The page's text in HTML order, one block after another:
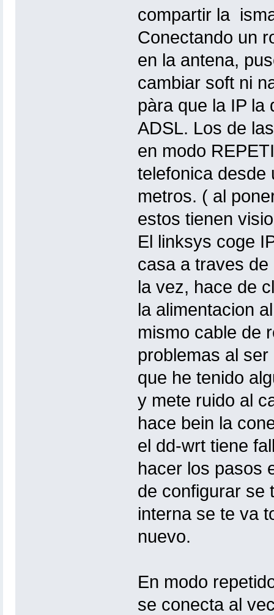
compartir la
Conectando un
en la antena,
cambiar soft ni
pàra que la IP la
ADSL. Los de
en modo
telefonica desde
metros. ( al
estos tienen
El linksys coge
casa a traves
la vez, hace de
la alimentacion
mismo cable de
problemas al
que he tenido
y mete ruido al
hace bein la
el dd-wrt tiene
hacer los pasos
de configurar se
interna se te va
nuevo.
En modo
se conecta al